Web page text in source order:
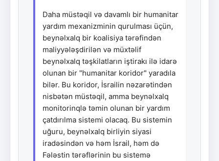
Daha müstəqil və davamlı bir humanitar
yardım mexanizminin qurulması üçün,
beynəlxalq bir koalisiya tərəfindən
maliyyələşdirilən və müxtəlif
beynəlxalq təşkilatların iştirakı ilə idarə
olunan bir "humanitar koridor" yaradıla
bilər. Bu koridor, İsrailin nəzarətindən
nisbətən müstəqil, amma beynəlxalq
monitorinqlə təmin olunan bir yardım
çatdırılma sistemi olacaq. Bu sistemin
uğuru, beynəlxalq birliyin siyasi
iradəsindən və həm İsrail, həm də
Fələstin tərəflərinin bu sistemə